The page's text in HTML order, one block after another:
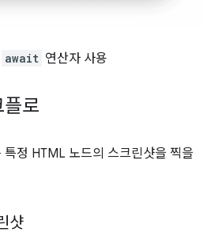
await 연산자 사용
로
특정 HTML 노드의 스크린샷을 찍을
샷